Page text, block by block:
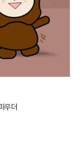
우더